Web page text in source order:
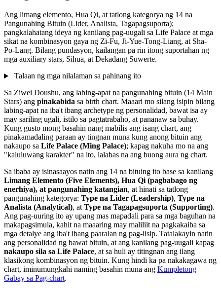
Ang limang elemento, Hua Qi, at tatlong kategorya ng 14 na
Pangunahing Bituin (Lider, Analista, Tagapagsuporta);
pangkalahatang ideya ng kanilang pag-uugali sa Life Palace at mga
sikat na kombinasyon gaya ng Zi-Fu, Ji-Yue-Tong-Liang, at Sha-
Po-Lang. Bilang pundasyon, kailangan pa rin itong suportahan ng
mga auxiliary stars, Sihua, at Dekadang Suwerte.
Talaan ng mga nilalaman sa pahinang ito
Sa Ziwei Doushu, ang labing-apat na pangunahing bituin (14 Main
Stars) ang pinakabida sa birth chart. Maaari mo silang isipin bilang
labing-apat na iba't ibang archetype ng personalidad, bawat isa ay
may sariling ugali, istilo sa pagtatrabaho, at pananaw sa buhay.
Kung gusto mong basahin nang mabilis ang isang chart, ang
pinakamadaling paraan ay tingnan muna kung anong bituin ang
nakaupo sa Life Palace (Ming Palace); kapag nakuha mo na ang
"kaluluwang karakter" na ito, lalabas na ang buong aura ng chart.
Sa ibaba ay isinasaayos natin ang 14 na bituing ito base sa kanilang
Limang Elemento (Five Elements), Hua Qi (pagbabago ng
enerhiya), at pangunahing katangian, at hinati sa tatlong
pangunahing kategorya: Type na Lider (Leadership), Type na
Analista (Analytical), atType na Tagapagsuporta (Supporting).
Ang pag-uuring ito ay upang mas mapadali para sa mga baguhan na
makapagsimula, kahit na maaaring may maliliit na pagkakaiba sa
mga detalye ang iba't ibang paaralan ng pag-iisip. Tatalakayin natin
ang personalidad ng bawat bituin, at ang kanilang pag-uugali kapag
nakaupo sila sa Life Palace, at sa huli ay titingnan ang ilang
klasikong kombinasyon ng bituin. Kung hindi ka pa nakakagawa ng
chart, iminumungkahi naming basahin muna ang Kumpletong
Gabay sa Pag-chart.